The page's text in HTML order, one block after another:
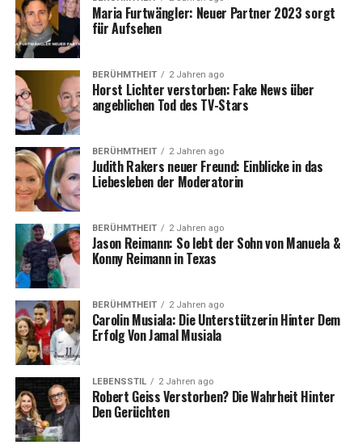
Maria Furtwängler: Neuer Partner 2023 sorgt
für Aufsehen
BERÜHMTHEIT 2 Jahren ago
Horst Lichter verstorben: Fake News über
angeblichen Tod des TV-Stars
BERÜHMTHEIT 2 Jahren ago
Judith Rakers neuer Freund: Einblicke in das
Liebesleben der Moderatorin
BERÜHMTHEIT 2 Jahren ago
Jason Reimann: So lebt der Sohn von Manuela &
Konny Reimann in Texas
BERÜHMTHEIT 2 Jahren ago
Carolin Musiala: Die Unterstützerin Hinter Dem
Erfolg Von Jamal Musiala
LEBENSSTIL 2 Jahren ago
Robert Geiss Verstorben? Die Wahrheit Hinter
Den Gerüchten